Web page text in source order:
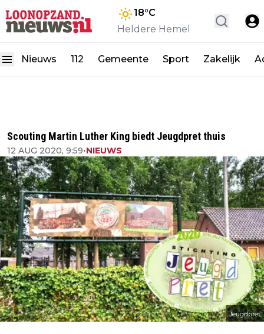
18°C
Heldere Hemel
Nieuws 112 Gemeente Sport Zakelijk
Scouting Martin Luther King biedt Jeugdpret thuis
12 AUG 2020, 9:59•NIEUWS
Jeugdpret